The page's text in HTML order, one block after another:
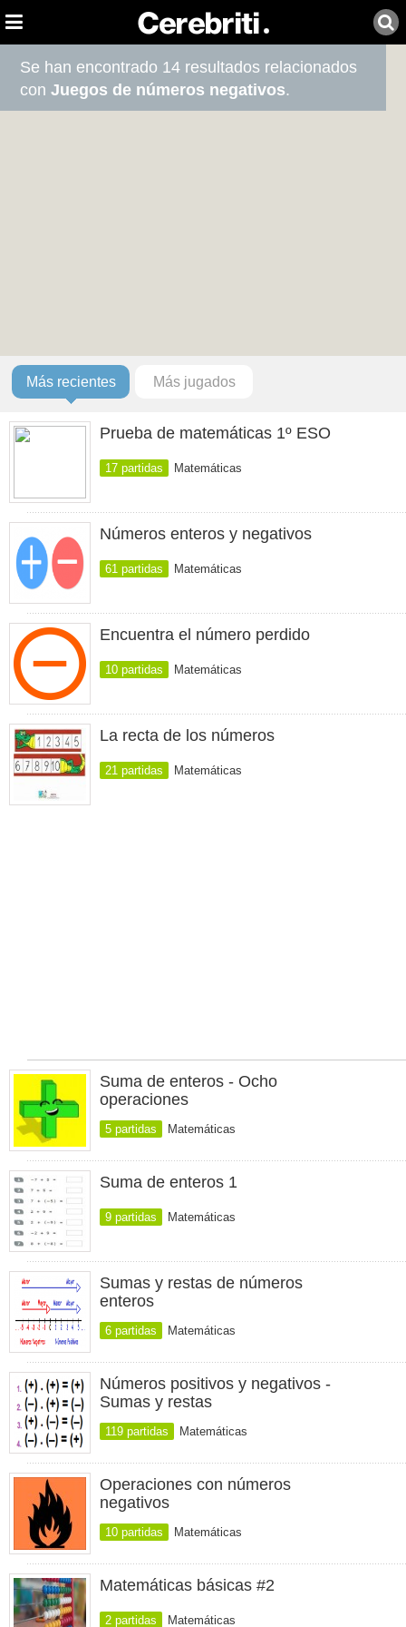
Se han encontrado 14 resultados relacionados
conJuegos de números negativos.
Más recientes Más jugados
Prueba de matemáticas 1º ESO
17 partidas Matemáticas
Números enteros y negativos
61 partidas Matemáticas
Encuentra el número perdido
10 partidas Matemáticas
La recta de los números
21 partidas Matemáticas
Suma de enteros - Ocho
operaciones
5 partidas Matemáticas
Suma de enteros 1
9 partidas Matemáticas
Sumas y restas de números
enteros
6 partidas Matemáticas
Números positivos y negativos -
Sumas y restas
119 partidas Matemáticas
Operaciones con números
negativos
10 partidas Matemáticas
Matemáticas básicas #2
2 partidas Matemáticas